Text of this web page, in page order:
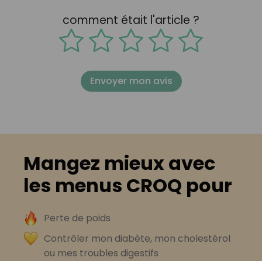
comment était l'article ?
Envoyer mon avis
Mangez mieux avec
les menus CROQ pour
Perte de poids
Contrôler mon diabète, mon cholestérol
ou mes troubles digestifs